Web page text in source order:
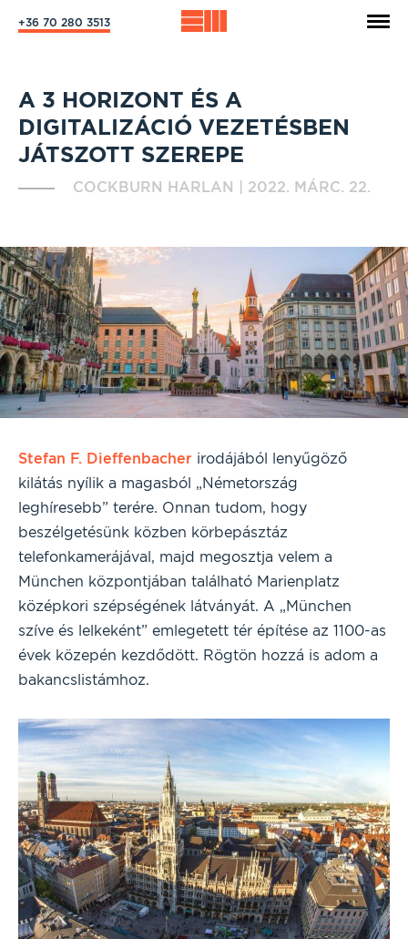
+36 70 280 3513
A 3 HORIZONT ÉS A
DIGITALIZÁCIÓ VEZETÉSBEN
JÁTSZOTT SZEREPE
COCKBURN HARLAN 2022. MÁRC. 22.
Stefan F. Dieffenbacher irodájából lenyűgöző
kilátás nyílik a magasból „Németország
leghíresebb” terére. Onnan tudom, hogy
beszélgetésünk közben körbepásztáz
telefonkamerájával, majd megosztja velem a
München központjában található Marienplatz
középkori szépségének látványát. A „München
szíve és lelkeként” emlegetett tér építése az 1100-as
évek közepén kezdődött. Rögtön hozzá is adom a
bakancslistámhoz.